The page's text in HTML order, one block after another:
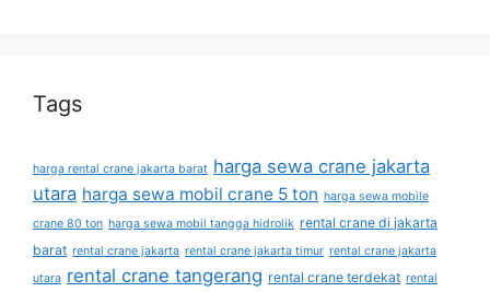
Tags
harga rental crane jakarta barat harga sewa crane jakarta
utara harga sewa mobil crane 5 ton harga sewa mobile
crane 80 ton harga sewa mobil tangga hidrolik rental crane di jakarta
barat rental crane jakarta rental crane jakarta timur rental crane jakarta
utara rental crane tangerang rental crane terdekat rental